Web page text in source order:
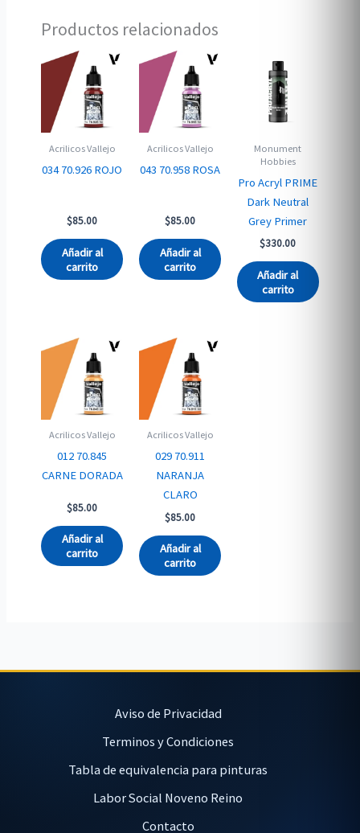
Productos relacionados
Acrilicos Vallejo
034 70.926 ROJO
$85.00
Añadir al
carrito
Acrilicos Vallejo
043 70.958 ROSA
$85.00
Añadir al
carrito
Monument
Hobbies
Pro Acryl PRIME
Dark Neutral
Grey Primer
$330.00
Añadir al
carrito
Acrilicos Vallejo
012 70.845
CARNE DORADA
$85.00
Añadir al
carrito
Acrilicos Vallejo
029 70.911
NARANJA
CLARO
$85.00
Añadir al
carrito
Aviso de Privacidad
Terminos y Condiciones
Tabla de equivalencia para pinturas
Labor Social Noveno Reino
Contacto